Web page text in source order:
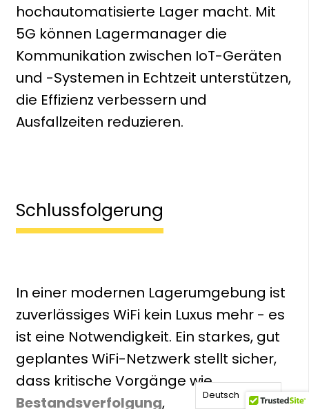
hochautomatisierte Lager macht. Mit
5G können Lagermanager die
Kommunikation zwischen IoT-Geräten
und -Systemen in Echtzeit unterstützen,
die Effizienz verbessern und
Ausfallzeiten reduzieren.
Schlussfolgerung
In einer modernen Lagerumgebung ist
zuverlässiges WiFi kein Luxus mehr - es
ist eine Notwendigkeit. Ein starkes, gut
geplantes WiFi-Netzwerk stellt sicher,
dass kritische Vorgänge wie
Bestandsverfolgung, Deutsch